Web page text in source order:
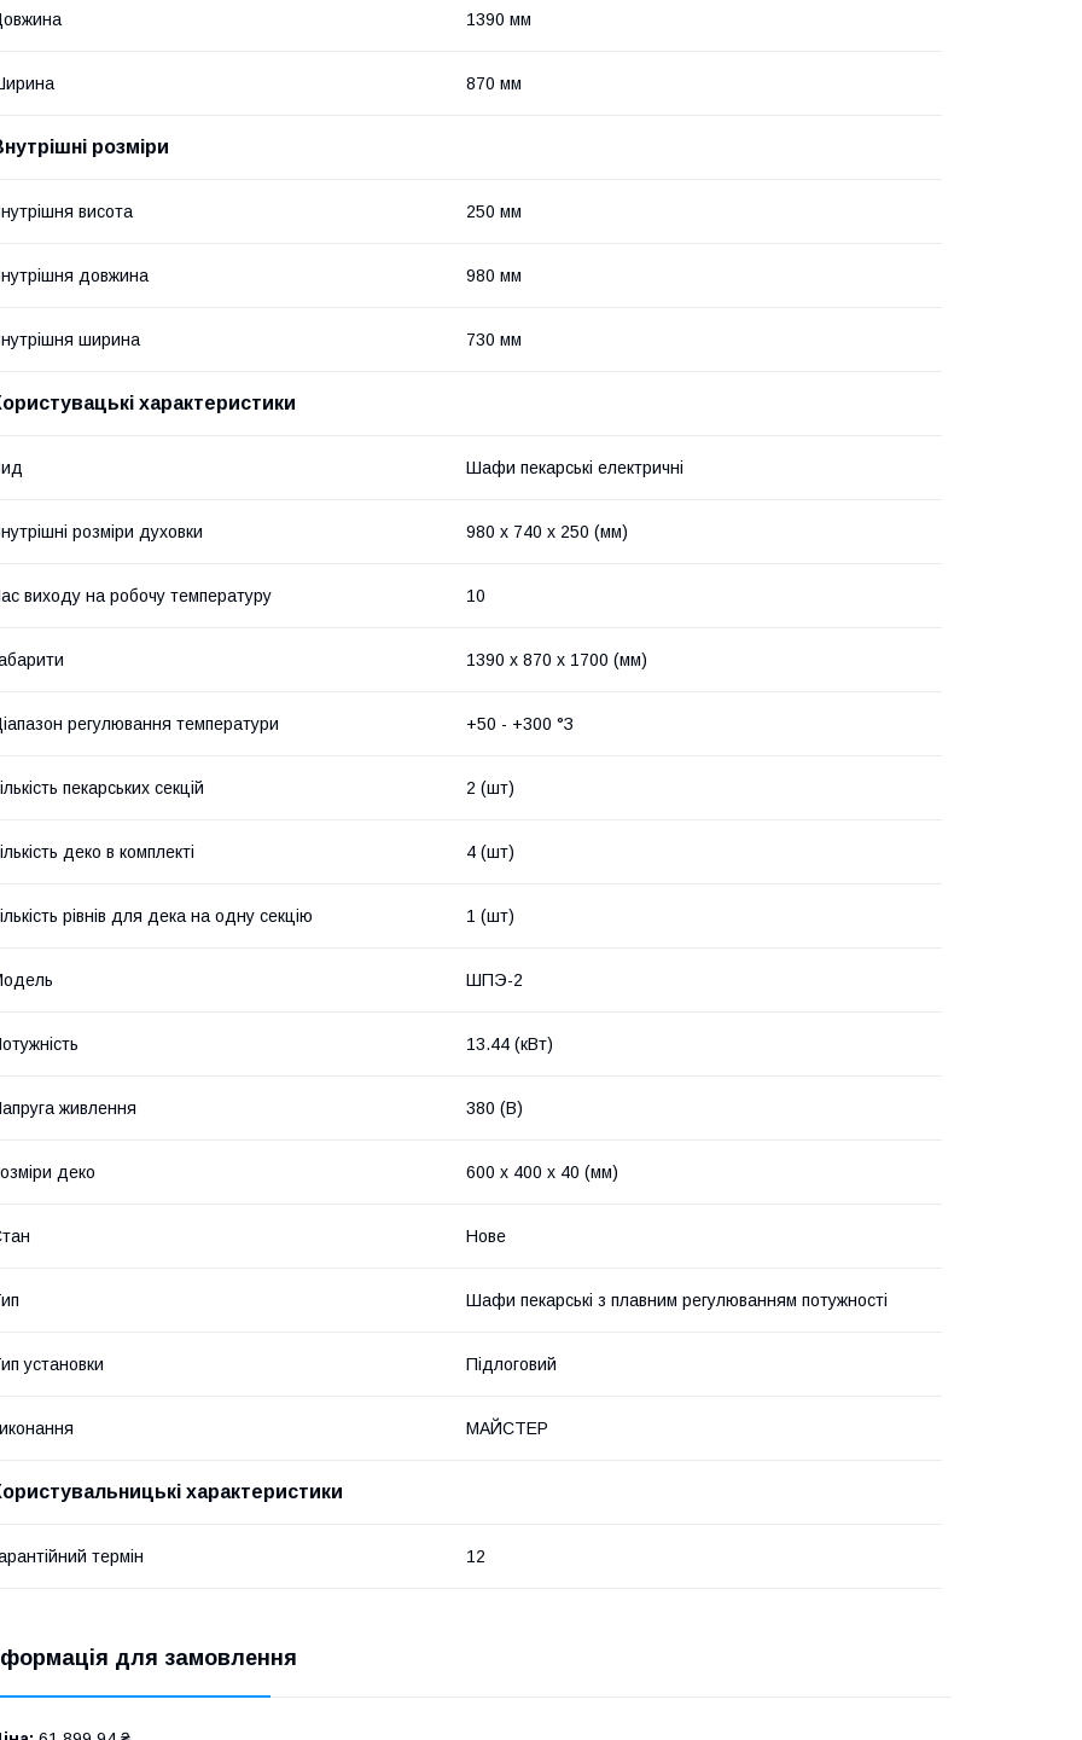
1390 мм
870 мм
розміри
висота 250 мм
довжина 980 мм
ширина 730 мм
характеристики
Шафи пекарські електричні
розміри духовки 980 х 740 х 250 (мм)
виходу на робочу температуру 10
1390 x 870 x 1700 (мм)
регулювання температури +50 - +300 °З
пекарських секцій 2 (шт)
деко в комплекті 4 (шт)
рівнів для дека на одну секцію 1 (шт)
ШПЭ-2
13.44 (кВт)
живлення 380 (В)
деко 600 х 400 х 40 (мм)
Нове
Шафи пекарські з плавним регулюванням потужності
установки Підлоговий
МАЙСТЕР
характеристики
термін 12
для замовлення